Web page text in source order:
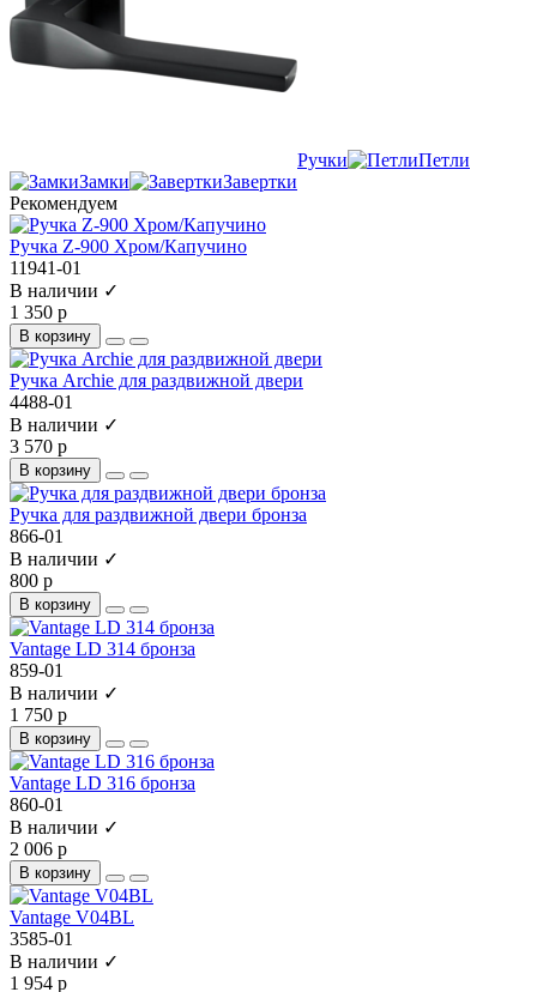
Ручки
Петли
Замки
Завертки
Рекомендуем
Ручка Z-900 Хром/Капучино
11941-01
В наличии ✓
1 350 р
В корзину
Ручка Archie для раздвижной двери
4488-01
В наличии ✓
3 570 р
В корзину
Ручка для раздвижной двери бронза
866-01
В наличии ✓
800 р
В корзину
Vantage LD 314 бронза
859-01
В наличии ✓
1 750 р
В корзину
Vantage LD 316 бронза
860-01
В наличии ✓
2 006 р
В корзину
Vantage V04BL
3585-01
В наличии ✓
1 954 р